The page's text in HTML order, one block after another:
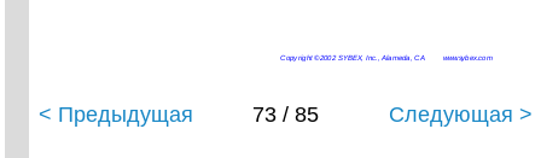
Copyright ©2002 SYBEX, Inc., Alameda, CA www.sybex.com
< Предыдущая 73 / 85 Следующая >